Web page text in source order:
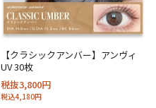
【クラシックアンバー】アンヴィ
UV 30枚
税抜3,800円
税込4,180円